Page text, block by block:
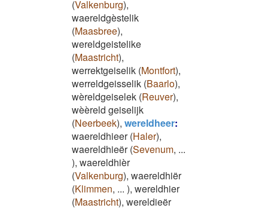
(Valkenburg),
waereldgèstelik
(Maasbree),
wereldgeistelike
(Maastricht),
werrektgeiselik (Montfort),
werreldgeisselik (Baarlo),
wèreldgeiselek (Reuver),
wèèreld geiselijk
(Neerbeek), wereldheer:
waereldhieer(Haler),
waereldhieër(Sevenum, ...
), waereldhièr
(Valkenburg), waereldhiër
(Klimmen, ... ), wereldhier
(Maastricht), wereldieër